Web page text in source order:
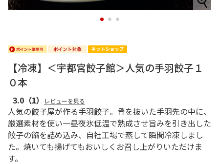
1 2 3
【冷凍】＜宇都宮餃子館＞人気の手羽餃子１
０本
3.0 （1） レビューを見る
人気の餃子屋が作る手羽餃子。骨を抜いた手羽先の中に、
厳選素材を使い一昼夜氷低温で熟成させ旨みを引き出した
餃子の餡を詰め込み、自社工場で蒸して瞬間冷凍しまし
た。焼いても揚げてもおいしくお召し上がりいただけま
す。